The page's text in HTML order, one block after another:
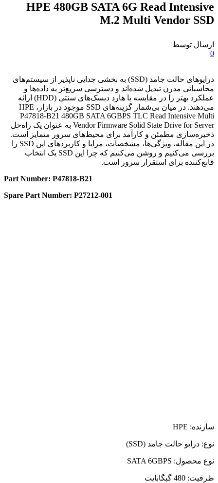
HPE 480GB SATA 6G Read Intensive
M.2 Multi Vendor SSD
ارسال توسط
0
درایوهای حالت جامد (SSD) به بخشی جدایی ناپذیر از سیستم‌های
محاسباتی مدرن تبدیل شده‌اند و دسترسی سریع‌تر به داده‌ها و
عملکرد بهتر را در مقایسه با هارد دیسک‌های سنتی (HDD) ارائه
می‌دهند. در میان بی‌شمار گزینه‌های SSD موجود در بازار، HPE
P47818-B21 480GB SATA 6GBPS TLC Read Intensive Multi
Vendor Firmware Solid State Drive for Server به عنوان یک راه‌حل
ذخیره‌سازی مطمئن و کارآمد برای محیط‌های سرور متمایز است.
در این مقاله، ویژگی‌ها، مشخصات، مزایا و کاربردهای این SSD را
بررسی می‌کنیم و روشن می‌کنیم که چرا این SSD یک انتخاب
قانع‌کننده برای استقرار سرور است.
Part Number: P47818-B21
Spare Part Number: P27212-001
سازنده: HPE
نوع: درایو حالت جامد (SSD)
نوع محصول: SATA 6GBPS
ظرفیت: 480 گیگابایت